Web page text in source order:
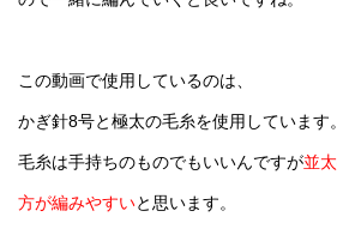
この動画で使用しているのは、
かぎ針8号と極太の毛糸を使用しています。
毛糸は手持ちのものでもいいんですが並
方が編みやすいと思います。